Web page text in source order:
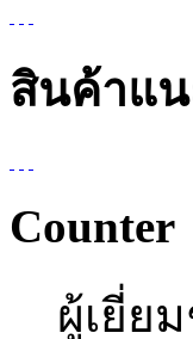
สินค้าแ
Counter
ผู้เยี่ย